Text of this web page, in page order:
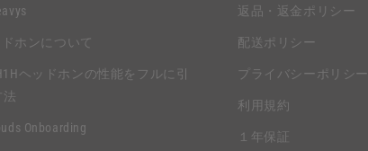
ホンについて
ヘッドホンの性能をフルに引
法
Onboarding
返品・返金ポリシー
配送ポリシー
プライバシーポリシー
利用規約
１年保証